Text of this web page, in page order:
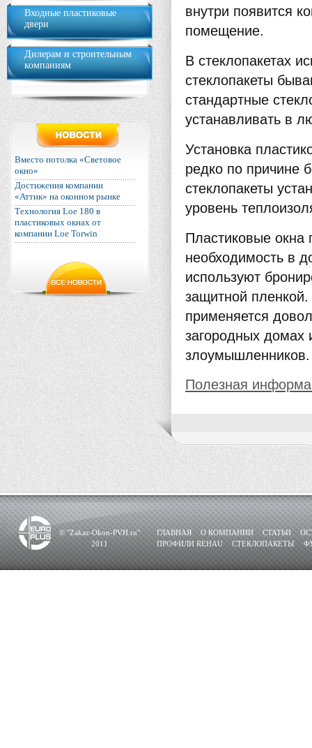
Входные пластиковые
двери
Дилерам и строительным
компаниям
Вместо потолка «Световое
окно»
Достижения компании
«Аттик» на оконном рынке
Технология Loe 180 в
пластиковых окнах от
компании Loe Torwin
внутри появится
помещение.
В стеклопакетах
стеклопакеты
стандартные
устанавливать в
Установка
редко по причине
стеклопакеты
уровень
Пластиковые окна
необходимость в
используют
защитной
применяется
загородных домах
злоумышленников.
Полезная
© "Zakaz-Okon-PVH.ru"
2011
ГЛАВНАЯ О КОМПАНИИ СТАТЬИ
ПРОФИЛИ REHAU
СТЕКЛОПАКЕТЫ